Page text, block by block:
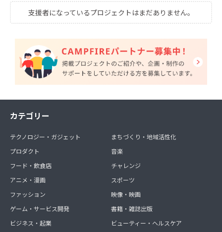
支援者になっているプロジェクトはまだありません。
カテゴリー
テクノロジー・ガジェット
プロダクト
フード・飲食店
アニメ・漫画
ファッション
ゲーム・サービス開発
ビジネス・起業
まちづくり・地域活性化
音楽
チャレンジ
スポーツ
映像・映画
書籍・雑誌出版
ビューティー・ヘルスケア